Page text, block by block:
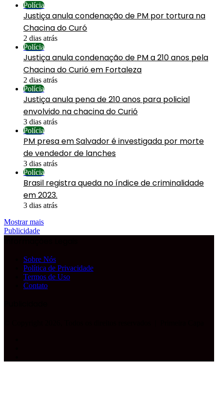
Polícia
Justiça anula condenação de PM por tortura na
Chacina do Curó
2 dias atrás
Polícia
Justiça anula condenação de PM a 210 anos pela
Chacina do Curió em Fortaleza
2 dias atrás
Polícia
Justiça anula pena de 210 anos para policial
envolvido na chacina do Curió
3 dias atrás
Polícia
PM presa em Salvador é investigada por morte
de vendedor de lanches
3 dias atrás
Polícia
Brasil registra queda no índice de criminalidade
em 2023.
3 dias atrás
Mostrar mais
Publicidade
Sobre Nós
Política de Privacidade
Termos de Uso
Contato